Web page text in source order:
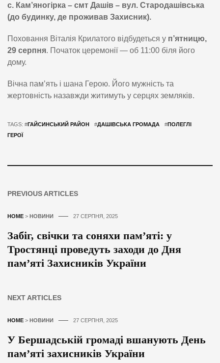
с. Кам’яногірка – смт Дашів – вул. Стародашівська
(до будинку, де проживав Захисник).
Поховання Віталія Крилатого відбудеться у п’ятницю,
29 серпня. Початок церемонії — об 11:00 біля його
дому.
Вічна пам’ять і шана Герою. Його мужність та
жертовність назавжди житимуть у серцях земляків.
TAGS: #ГАЙСИНСЬКИЙ РАЙОН #ДАШІВСЬКА ГРОМАДА #ПОЛЕГЛІ
ГЕРОЇ
PREVIOUS ARTICLES
HOME > НОВИНИ 27 СЕРПНЯ, 2025
Забіг, свічки та соняхи пам’яті: у
Тростянці проведуть заходи до Дня
пам’яті Захисників України
NEXT ARTICLES
HOME > НОВИНИ 27 СЕРПНЯ, 2025
У Бершадській громаді вшанують День
пам’яті захисників України